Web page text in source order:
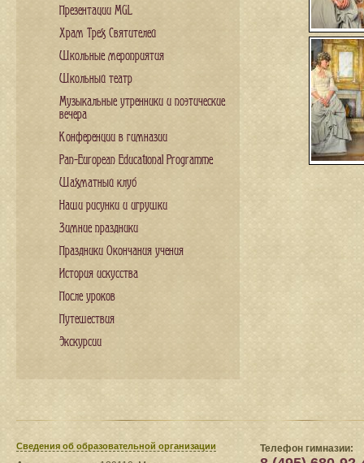
Презентации MGL
Храм Трех Святителей
Школьные мероприятия
Школьный театр
Музыкальные утренники и поэтические
вечера
Конференции в гимназии
Pan-European Educational Programme
Шахматный клуб
Наши рисунки и игрушки
Зимние праздники
Праздники Окончания учения
История искусства
После уроков
Путешествия
Экскурсии
Сведения​ об образовательной организации Телефон гимназии: